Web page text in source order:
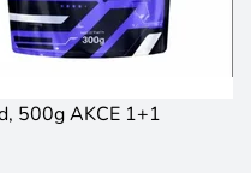
500g AKCE 1+1